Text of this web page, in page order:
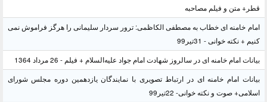
قطر+ متن و فیلم مصاحبه
امام خامنه ای خطاب به مصطفی الکاظمی: ترور سردار سلیمانی را هرگز فراموش نمی
کنیم + نکته خوانی - 31تیر99
بیانات امام خامنه ای در سالروز شهادت امام جواد علیه‌السلام + فیلم - 26 مرداد 1364
بیانات امام خامنه ای در ارتباط تصویری با نمایندگان یازدهمین دوره مجلس شورای
اسلامی+ صوت و نکته خوانی- 22تیر99